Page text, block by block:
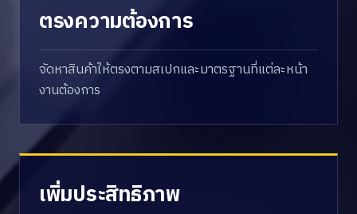
ตรงความต้องการ
จัดหาสินค้าให้ตรงตามสเปกและมาตรฐานที่แต่ละหน้า
งานต้องการ
เพิ่มประสิทธิภาพ